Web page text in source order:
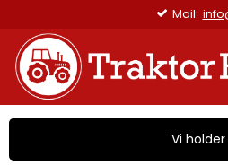
Mail:
Vi